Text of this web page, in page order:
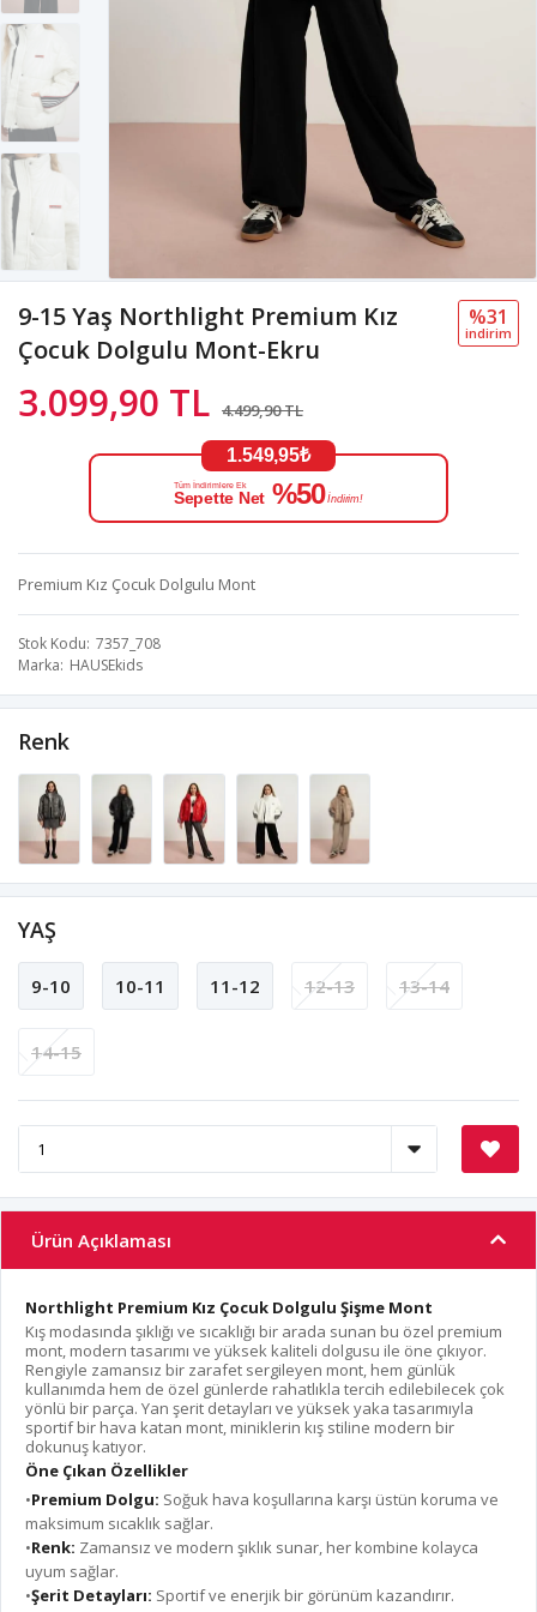
9-15 Yaş Northlight Premium Kız
Çocuk Dolgulu Mont-Ekru
3.099,90 TL 4.499,90 TL
%31
i̇ndi̇ri̇m
1.549,95₺
Tüm İndirimlere Ek
Sepette Net %50 İndirim!
Premium Kız Çocuk Dolgulu Mont
Stok Kodu 7357_708
Marka HAUSEkids
Renk
YAŞ
9-10 10-11 11-12 12-13 13-14
14-15
Ürün Açıklaması
Northlight Premium Kız Çocuk Dolgulu Şişme Mont
Kış modasında şıklığı ve sıcaklığı bir arada sunan bu özel premium
mont, modern tasarımı ve yüksek kaliteli dolgusu ile öne çıkıyor.
Rengiyle zamansız bir zarafet sergileyen mont, hem günlük
kullanımda hem de özel günlerde rahatlıkla tercih edilebilecek çok
yönlü bir parça. Yan şerit detayları ve yüksek yaka tasarımıyla
sportif bir hava katan mont, miniklerin kış stiline modern bir
dokunuş katıyor.
Öne Çıkan Özellikler
•Premium Dolgu: Soğuk hava koşullarına karşı üstün koruma ve
maksimum sıcaklık sağlar.
•Renk: Zamansız ve modern şıklık sunar, her kombine kolayca
uyum sağlar.
•Şerit Detayları: Sportif ve enerjik bir görünüm kazandırır.